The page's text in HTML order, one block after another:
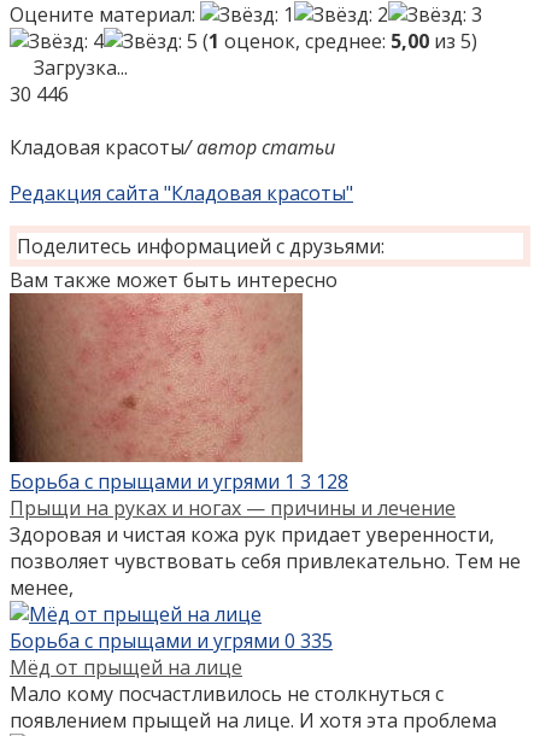
Оцените материал:
(1 оценок, среднее: 5,00 из 5)
Загрузка...
30 446
Кладовая красоты/ автор статьи
Редакция сайта "Кладовая красоты"
Поделитесь информацией с друзьями:
Вам также может быть интересно
Борьба с прыщами и угрями 1 3 128
Прыщи на руках и ногах — причины и лечение
Здоровая и чистая кожа рук придает уверенности,
позволяет чувствовать себя привлекательно. Тем не
менее,
Борьба с прыщами и угрями 0 335
Мёд от прыщей на лице
Мало кому посчастливилось не столкнуться с
появлением прыщей на лице. И хотя эта проблема